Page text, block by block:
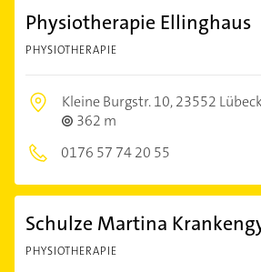
Physiotherapie Ellinghaus
PHYSIOTHERAPIE
Kleine Burgstr. 10,23552 Lübeck
362 m
0176 57 74 20 55
Schulze Martina
PHYSIOTHERAPIE